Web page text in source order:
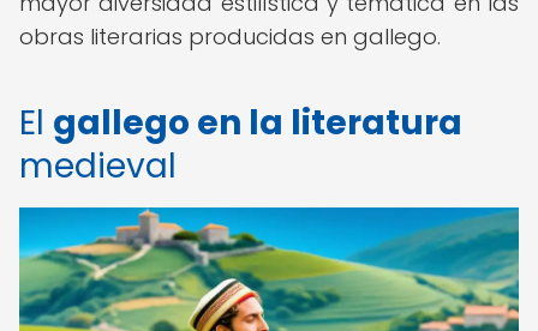
obras literarias producidas en gallego.
El gallego en la literatura
medieval